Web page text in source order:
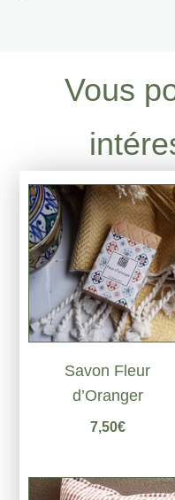
Vous
Savon Fleur
d’Oranger
7,50€